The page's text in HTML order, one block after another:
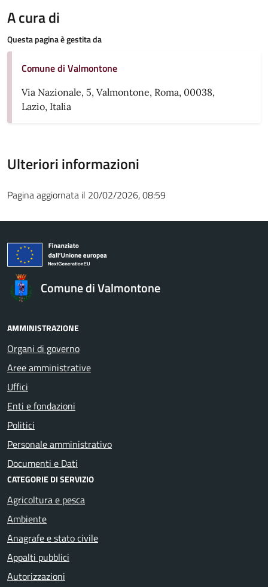
A cura di
Questa pagina è gestita da
Comune di Valmontone
Via Nazionale, 5, Valmontone, Roma, 00038,
Lazio, Italia
Ulteriori informazioni
Pagina aggiornata il 20/02/2026, 08:59
Comune di Valmontone
AMMINISTRAZIONE
Organi di governo
Aree amministrative
Uffici
Enti e fondazioni
Politici
Personale amministrativo
Documenti e Dati
CATEGORIE DI SERVIZIO
Agricoltura e pesca
Ambiente
Anagrafe e stato civile
Appalti pubblici
Autorizzazioni